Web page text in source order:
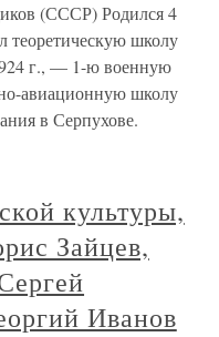
(СССР) Родился 4
теоретическую школу
г., — 1-ю военную
авиационную школу
в Серпухове.
культуры,
Зайцев,
Иванов